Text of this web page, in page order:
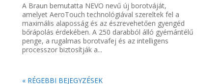
A Braun bemutatta NEVO nevű új borotváját,
amelyet AeroTouch technológiával szereltek fel a
maximális alaposság és az észrevehetően gyengéd
bőrápolás érdekében. A 250 darabból álló gyémántélű
penge, a rugalmas borotvafej és az intelligens
processzor biztosítják a...
« RÉGEBBI BEJEGYZÉSEK